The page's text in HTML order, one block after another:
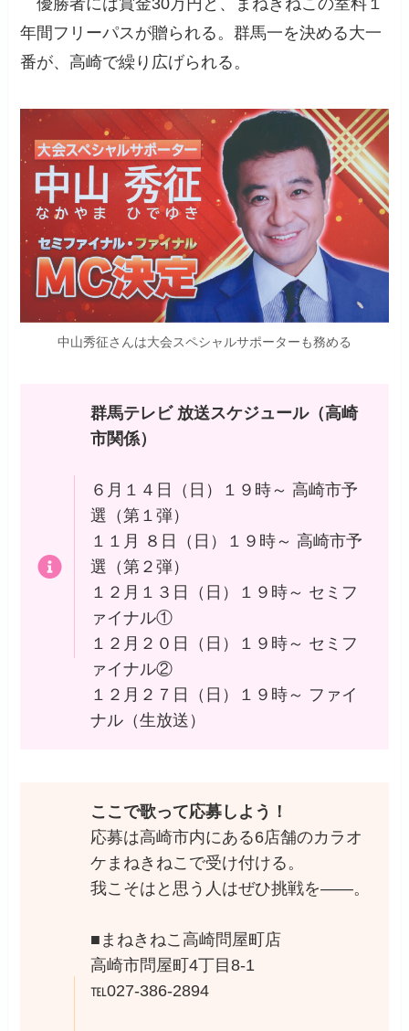
年間フリーパスが贈られる。群馬一を決める大一
番が、高崎で繰り広げられる。
中山秀征さんは大会スペシャルサポーターも務める
群馬テレビ 放送スケジュール（高崎
市関係）
６月１４日（日）１９時～ 高崎市予
選（第１弾）
１１月 ８日（日）１９時～ 高崎市予
選（第２弾）
１２月１３日（日）１９時～ セミフ
ァイナル①
１２月２０日（日）１９時～ セミフ
ァイナル②
１２月２７日（日）１９時～ ファイ
ナル（生放送）
ここで歌って応募しよう！
応募は高崎市内にある6店舗のカラオ
ケまねきねこで受け付ける。
我こそはと思う人はぜひ挑戦を――。
■まねきねこ高崎問屋町店
高崎市問屋町4丁目8-1
℡027-386-2894